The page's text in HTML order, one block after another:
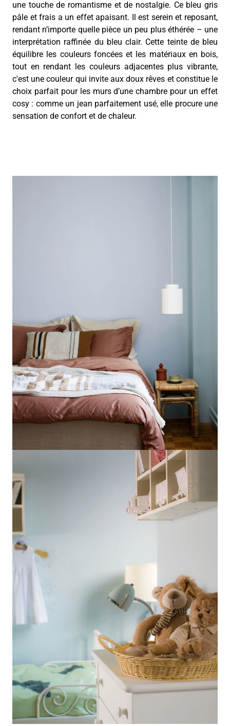
une touche de romantisme et de nostalgie. Ce bleu gris
pâle et frais a un effet apaisant. Il est serein et reposant,
rendant n’importe quelle pièce un peu plus éthérée – une
interprétation raffinée du bleu clair. Cette teinte de bleu
équilibre les couleurs foncées et les matériaux en bois,
tout en rendant les couleurs adjacentes plus vibrante,
c'est une couleur qui invite aux doux rêves et constitue le
choix parfait pour les murs d’une chambre pour un effet
cosy : comme un jean parfaitement usé, elle procure une
sensation de confort et de chaleur.